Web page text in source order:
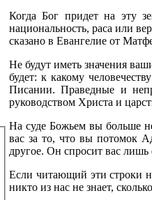
Когда Бог придет на эту
национальность, раса или
сказано в Евангелие от
Не будут иметь значения
будет: к какому
Писании. Праведные и
руководством Христа и
На суде Божьем вы больше
вас за то, что вы потомок
другое. Он спросит вас
Если читающий эти строки
никто из нас не знает,